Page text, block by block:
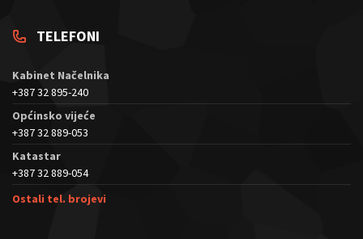
TELEFONI
Kabinet Načelnika
+387 32 895-240
Općinsko vijeće
+387 32 889-053
Katastar
+387 32 889-054
Ostali tel. brojevi